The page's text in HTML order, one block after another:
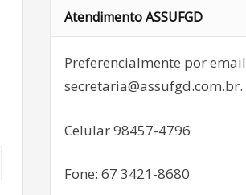
Atendimento ASSUFGD
Preferencialmente por email
secretaria@assufgd.com.br.
Celular 98457-4796
Fone: 67 3421-8680